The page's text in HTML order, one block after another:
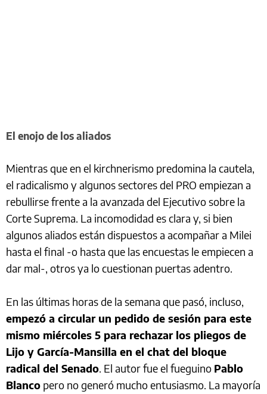
El enojo de los aliados
Mientras que en el kirchnerismo predomina la cautela,
el radicalismo y algunos sectores del PRO empiezan a
rebullirse frente a la avanzada del Ejecutivo sobre la
Corte Suprema. La incomodidad es clara y, si bien
algunos aliados están dispuestos a acompañar a Milei
hasta el final -o hasta que las encuestas le empiecen a
dar mal-, otros ya lo cuestionan puertas adentro.
En las últimas horas de la semana que pasó, incluso,
empezó a circular un pedido de sesión para este
mismo miércoles 5 para rechazar los pliegos de
Lijo y García-Mansilla en el chat del bloque
radical del Senado. El autor fue el fueguino Pablo
Blanco pero no generó mucho entusiasmo. La mayoría